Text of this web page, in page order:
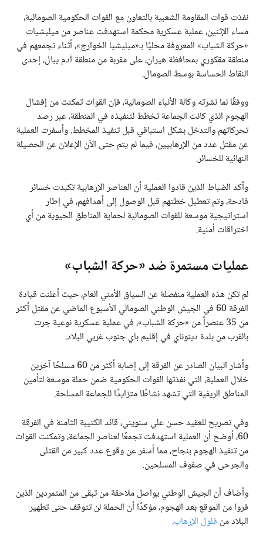
نفذت قوات المقاومة الشعبية بالتعاون مع القوات الحكومية الصومالية،
مساء الإثنين، عملية عسكرية محكمة استهدفت عناصر من ميليشيات
«حركة الشباب» المعروفة محليًا بـ«ميليشيا الخوارج»، أثناء تجمعهم في
منطقة مقكوري بمحافظة هيران، على مقربة من منطقة آدم يبال، إحدى
النقاط الحساسة بوسط الصومال.
ووفقًا لما نشرته وكالة الأنباء الصومالية، فإن القوات تمكنت من إفشال
الهجوم الذي كانت الجماعة تخطط لتنفيذه في المنطقة، عبر رصد
تحركاتهم والتدخل بشكل استباقي قبل تنفيذ المخطط. وأسفرت العملية
عن مقتل عدد من الإرهابيين، فيما لم يتم حتى الآن الإعلان عن الحصيلة
النهائية للخسائر.
وأكد الضباط الذين قادوا العملية أن العناصر الإرهابية تكبدت خسائر
فادحة، وتم تعطيل خطتهم قبل الوصول إلى أهدافهم، في إطار
استراتيجية موسعة للقوات الصومالية لحماية المناطق الحيوية من أي
اختراقات أمنية.
عمليات مستمرة ضد «حركة الشباب»
لم تكن هذه العملية منفصلة عن السياق الأمني العام، حيث أعلنت قيادة
الفرقة 60 في الجيش الوطني الصومالي الأسبوع الماضي عن مقتل أكثر
من 35 عنصراً من «حركة الشباب»، في عملية عسكرية نوعية جرت
بالقرب من بلدة دينوناي في إقليم باي جنوب غربي البلاد.
وأشار البيان الصادر عن الفرقة إلى إصابة أكثر من 60 مسلحًا آخرين
خلال العملية، التي نفذتها القوات الحكومية ضمن حملة موسعة لتأمين
المناطق الريفية التي تشهد نشاطًا متزايدًا للجماعة المسلحة.
وفي تصريح للعقيد حسن علي سنويني، قائد الكتيبة الثامنة في الفرقة
60، أوضح أن العملية استهدفت تجمعًا لعناصر الجماعة، وتمكنت القوات
من تنفيذ الهجوم بنجاح، مما أسفر عن وقوع عدد كبير من القتلى
والجرحى في صفوف المسلحين.
وأضاف أن الجيش الوطني يواصل ملاحقة من تبقى من المتمردين الذين
فروا من الموقع بعد الهجوم، مؤكدًا أن الحملة لن تتوقف حتى تطهير
البلاد من فلول الإرهاب.